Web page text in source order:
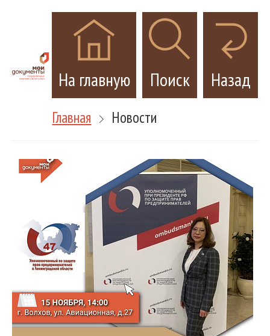
На главную Поиск Назад
Главная Новости